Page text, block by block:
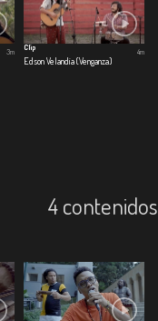
3m
Clip
Edson Velandia (Venganza)
4m
4 contenidos